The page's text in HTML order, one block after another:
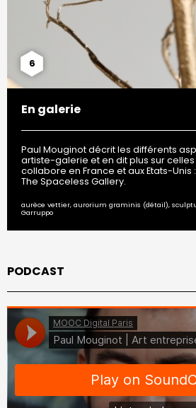
6
En galerie
Paul Mouginot décrit les différents
artiste-galerie et en dit plus sur
collabore en France et aux Etats-
The Spaceless Gallery.
aurèce vettier, aurorium graminis (détail),
Garruppo
PODCAST